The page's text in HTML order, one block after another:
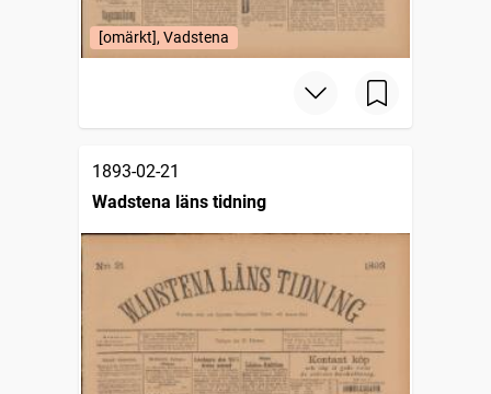
[omärkt], Vadstena
1893-02-21
Wadstena läns tidning